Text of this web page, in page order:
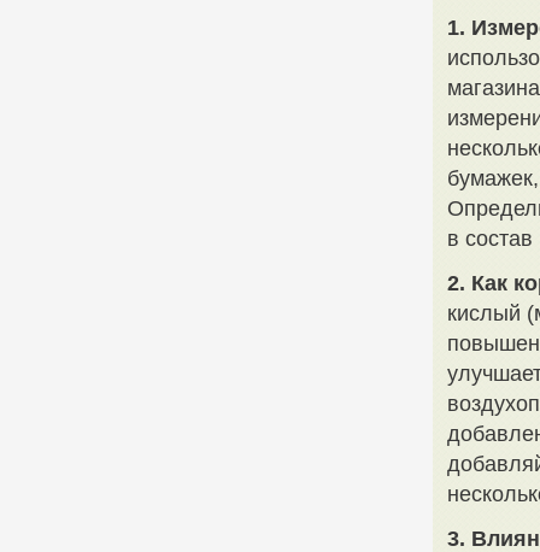
1.
в
2. Как
кислый
3.